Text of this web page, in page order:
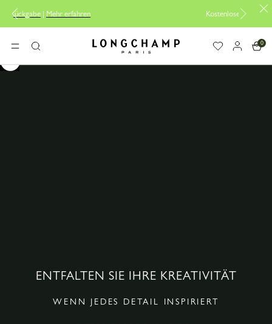
Kostenlose Lieferung ab 200CHF
MENÜSuche
0
ENTFALTEN SIE IHRE KREATIVITÄT
WENN JEDES DETAIL INSPIRIERT